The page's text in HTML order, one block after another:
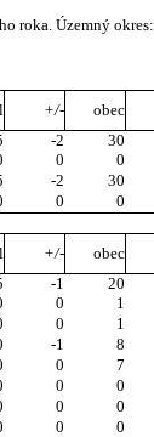
roka. Územný okres:
+/- obec
-2 30
0 0
-2 30
0 0
+/- obec
-1 20
0 1
0 1
-1 8
0 7
0 0
0 0
0 0